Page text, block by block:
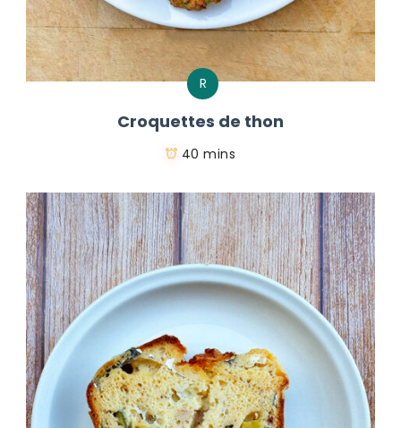
R
Croquettes de thon
40 mins